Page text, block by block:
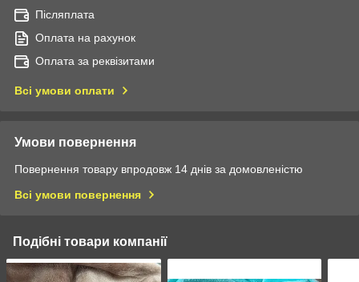
Післяплата
Оплата на рахунок
Оплата за реквізитами
Всі умови оплати
Умови повернення
Повернення товару впродовж 14 днів за домовленістю
Всі умови повернення
Подібні товари компанії